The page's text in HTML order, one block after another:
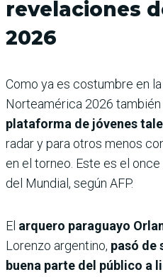
revelaciones
2026
Como ya es costumbre en la
Norteamérica 2026 también
plataforma de jóvenes
radar y para otros menos
en el torneo. Este es el
del Mundial, según AFP.
El arquero paraguayo
Lorenzo argentino, pasó de
buena parte del público a